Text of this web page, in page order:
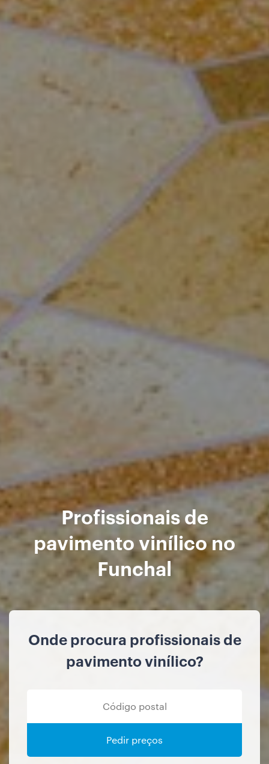
Profissionais de
pavimento vinílico no
Funchal
Onde procura profissionais de
pavimento vinílico?
Pedir preços